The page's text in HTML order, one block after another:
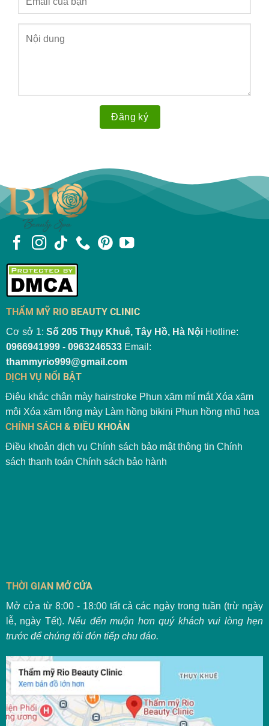
THẨM MỸ RIO BEAUTY CLINIC
Cơ sở 1: Số 205 Thụy Khuê, Tây Hồ, Hà NộiHotline:
0966941999 - 0963246533Email:
thammyrio999@gmail.com
DỊCH VỤ NỔI BẬT
Điêu khắc chân mày hairstroke Phun xăm mí mắt Xóa xăm
môi Xóa xăm lông mày Làm hồng bikini Phun hồng nhũ hoa
CHÍNH SÁCH & ĐIỀU KHOẢN
Điều khoản dịch vụ Chính sách bảo mật thông tin Chính
sách thanh toán Chính sách bảo hành
THỜI GIAN MỞ CỬA
Mở cửa từ 8:00 - 18:00 tất cả các ngày trong tuần (trừ ngày
lễ, ngày Tết).Nếu đến muộn hơn quý khách vui lòng hẹn
trước để chúng tôi đón tiếp chu đáo.